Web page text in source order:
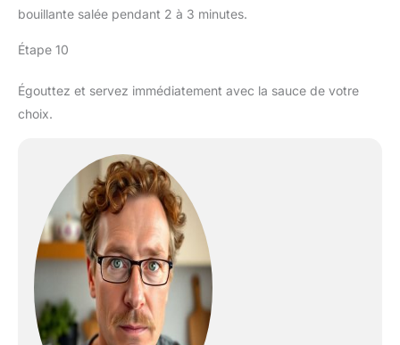
bouillante salée pendant 2 à 3 minutes.
Étape 10
Égouttez et servez immédiatement avec la sauce de votre
choix.